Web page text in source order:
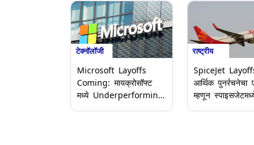
टेक्नॉलॉजी
Microsoft Layoffs
Coming: मायक्रोसॉफ्ट
मध्ये Underperforming
राष्ट्रीय
SpiceJet
आर्थिक पुनर्रचनेचा
म्हणून